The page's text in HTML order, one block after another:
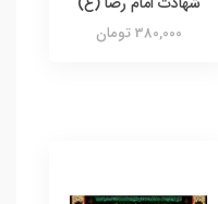
380,000 تومان